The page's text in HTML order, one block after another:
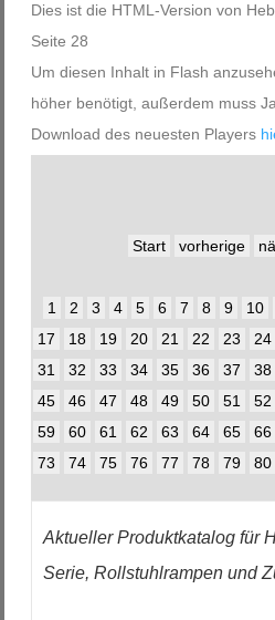
Dies ist die HTML-Version von
Seite 28
Um diesen Inhalt in Flash
höher benötigt, außerdem muss
Download des neuesten Players
Start vorherige
1 2 3 4 5 6 7 8 9 10
17
18 19 20 21 22 23 24
31
32 33 34 35 36 37 38
45
46 47 48 49 50 51 52
59
60 61 62 63 64 65 66
73
74 75 76 77 78 79 80
Aktueller Produktkatalog für
Serie, Rollstuhlrampen und